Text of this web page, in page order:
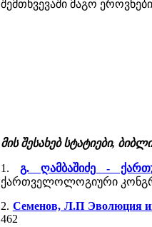
შემთხვევაში მაგო
მის შესახებ სტატიები,
1.გ. ღამბაშიძე -
ქართველოლოგიური
2. Семенов, Л.П Эволюция
462